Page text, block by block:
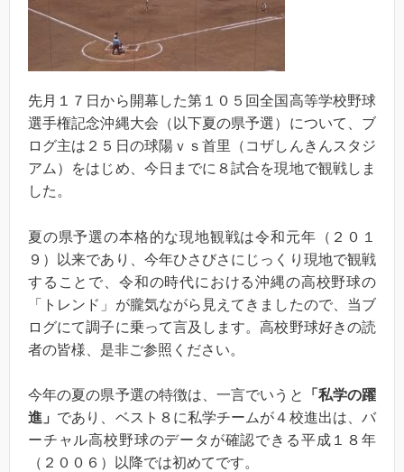
先月１７日から開幕した第１０５回全国高等学校野球
選手権記念沖縄大会（以下夏の県予選）について、ブ
ログ主は２５日の球陽ｖｓ首里（コザしんきんスタジ
アム）をはじめ、今日までに８試合を現地で観戦しま
した。
夏の県予選の本格的な現地観戦は令和元年（２０１
９）以来であり、今年ひさびさにじっくり現地で観戦
することで、令和の時代における沖縄の高校野球の
「トレンド」が朧気ながら見えてきましたので、当ブ
ログにて調子に乗って言及します。高校野球好きの読
者の皆様、是非ご参照ください。
今年の夏の県予選の特徴は、一言でいうと
「私学の躍
進」 であり、ベスト８に私学チームが４校進出は、バ
ーチャル高校野球のデータが確認できる平成１８年
（２００６）以降では初めてです。